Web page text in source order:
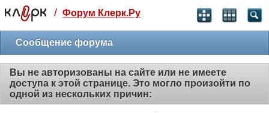
Святые угодники, Клерк без рекламы
прекрасен:)
месяц
₽
3 месяца
259 ₽
/ Форум Клерк.Ру
Сообщение форума
Вы не авторизованы на сайте или не имеете
доступа к этой странице. Это могло произойти по
одной из нескольких причин: